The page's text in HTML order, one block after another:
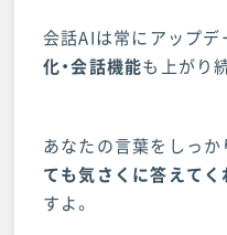
会話AIは常にアップデ
化・会話機能も上がり
あなたの言葉をしっか
ても気さくに答えてく
すよ。